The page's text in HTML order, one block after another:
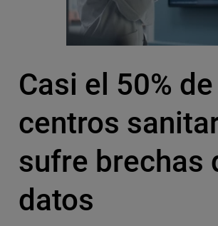
Casi el 50%
centros
sufre brechas
datos